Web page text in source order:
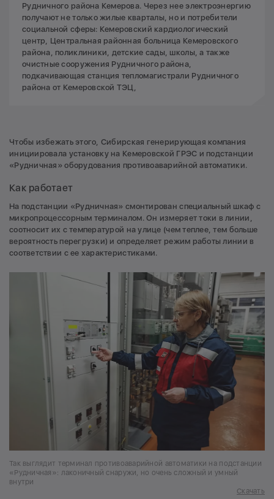
Рудничного района Кемерова. Через нее электроэнергию
получают не только жилые кварталы, но и потребители
социальной сферы: Кемеровский кардиологический
центр, Центральная районная больница Кемеровского
района, поликлиники, детские сады, школы, а также
очистные сооружения Рудничного района,
подкачивающая станция тепломагистрали Рудничного
района от Кемеровской ТЭЦ,
Чтобы избежать этого, Сибирская генерирующая компания
инициировала установку на Кемеровской ГРЭС и подстанции
«Рудничная» оборудования противоаварийной автоматики.
Как работает
На подстанции «Рудничная» смонтирован специальный шкаф с
микропроцессорным терминалом. Он измеряет токи в линии,
соотносит их с температурой на улице (чем теплее, тем больше
вероятность перегрузки) и определяет режим работы линии в
соответствии с ее характеристиками.
Так выглядит терминал противоаварийной автоматики на подстанции
«Рудничная»: лаконичный снаружи, но очень сложный и умный
внутри
Скачать